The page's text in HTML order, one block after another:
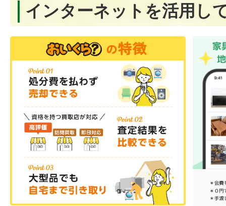
インターネットを活用し